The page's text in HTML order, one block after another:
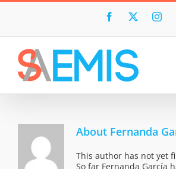
Skip
Facebook
X
About Fernanda
This author has not yet
So far Fernanda García